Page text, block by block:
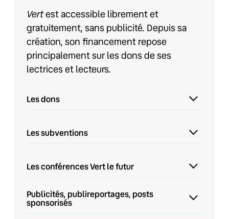
Vertest accessible librement et
gratuitement, sans publicité. Depuis sa
création, son financement repose
principalement sur les dons de ses
lectrices et lecteurs.
Les dons
Les subventions
Les conférences Vert le futur
Publicités, publireportages, posts
sponsorisés